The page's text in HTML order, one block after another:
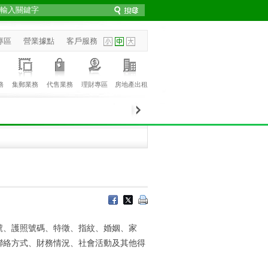
區 營業據點 客戶服務
集郵業務 代售業務 理財專區 房地產出租
護照號碼、特徵、指紋、婚姻、家
方式、財務情況、社會活動及其他得